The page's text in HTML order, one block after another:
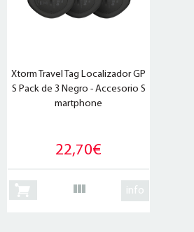
Xtorm Travel Tag Localizador GP
S Pack de 3 Negro - Accesorio S
martphone
22,70€
info